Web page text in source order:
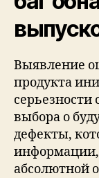
Выявление
продукта
выбора о
дефекты,
абсолютной